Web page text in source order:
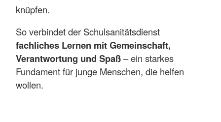
knüpfen.
So verbindet der Schulsanitätsdienst
fachliches Lernen mit Gemeinschaft,
Verantwortung und Spaß– ein starkes
Fundament für junge Menschen, die helfen
wollen.